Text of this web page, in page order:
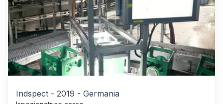
Indspect - 2019 - Germania